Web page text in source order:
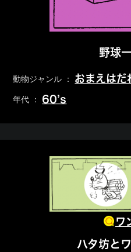
野球
動物ジャンル ： おまえはだ
年代 ： 60’s
ワ
ハタ坊と